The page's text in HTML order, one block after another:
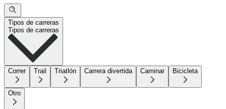
Tipos de carreras
Tipos de carreras
Correr Trail Triatlón Carrera divertida Caminar Bicicleta
Otro